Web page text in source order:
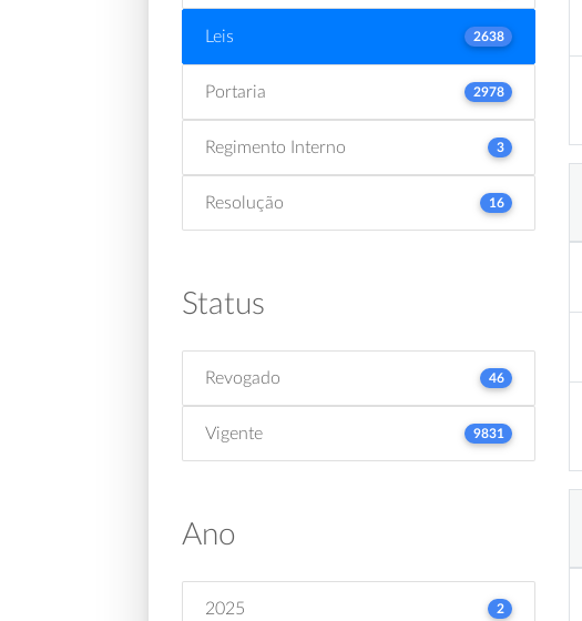
Leis 2638
Portaria 2978
Regimento Interno 3
Resolução 16
Status
Revogado 46
Vigente 9831
Ano
2025 2